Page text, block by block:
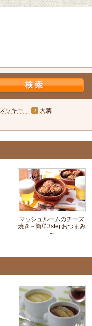
ズッキーニ 大葉
マッシュルームのチーズ
焼き～簡単3stepおつまみ
～